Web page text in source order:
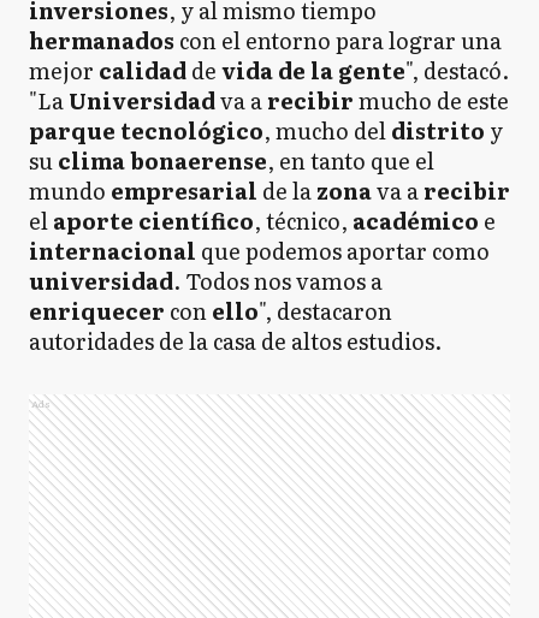
inversiones, y al mismo tiempo
hermanados con el entorno para lograr una
mejor calidaddevida de la gente", destacó.
"LaUniversidadva arecibirmucho de este
parque tecnológico, mucho deldistrito y
suclima bonaerense, en tanto que el
mundo empresarial de lazonava arecibir
elaporte científico, técnico, académico e
internacional que podemos aportar como
universidad. Todos nos vamos a
enriquecer conello", destacaron
autoridades de la casa de altos estudios.
Ads